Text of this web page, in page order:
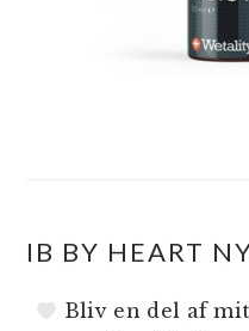
IB BY HEART
Bliv en del af